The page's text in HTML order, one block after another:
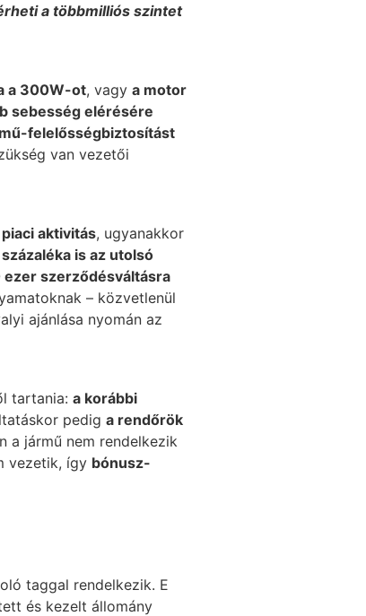
a többmilliós szintet
a 300W-ot, vagy a motor
sebesség elérésére
felelősségbiztosítást
van vezetői
aktivitás, ugyanakkor
is az utolsó
szerződésváltásra
– közvetlenül
ajánlása nyomán az
tartania: a korábbi
pedig a rendőrök
a jármű nem rendelkezik
vezetik, így bónusz-
taggal rendelkezik. E
és kezelt állomány